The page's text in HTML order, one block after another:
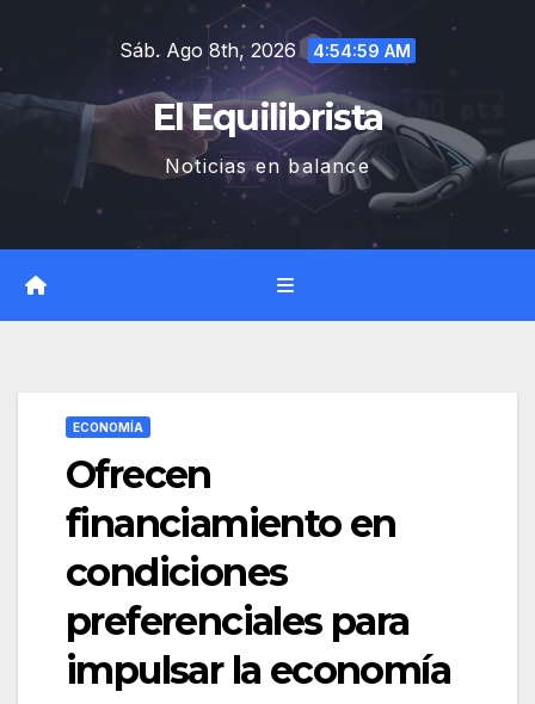
contenido
Sáb. Ago 8th, 2026 4:55:00 AM
El Equilibrista
Noticias en balance
ECONOMÍA
Ofrecen
financiamiento en
condiciones
preferenciales para
impulsar la economía